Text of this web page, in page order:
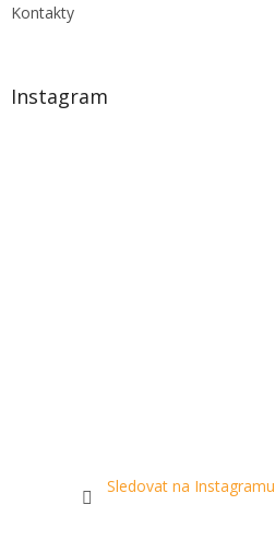
Kontakty
Instagram
Sledovat na Instagramu